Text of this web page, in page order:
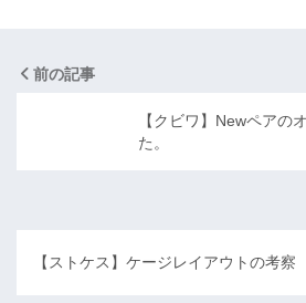
前の記事
【クビワ】Newペアの
た。
【ストケス】ケージレイアウトの考察